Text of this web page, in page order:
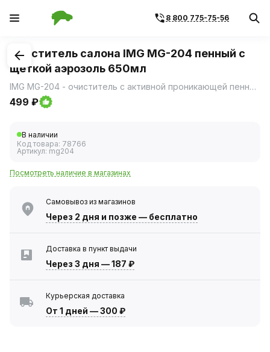
8 800 775-75-56
1/1
Очиститель салона IMG MG-204 пенный с
щеткой аэрозоль 650мл
IMG MG-204 - очиститель с активной проникающей пенной формулой, разработанный для бережной очистки тканевых и ковровых покрытий обивки салона автомобилей.
499 ₽
В наличии
Код товара: 78766
Артикул: mg204
Посмотреть наличие в магазинах
Самовывоз из магазинов
Через 2 дня и позже — бесплатно
Доставка в пункт выдачи
Через 3 дня —187 ₽
Курьерская доставка
От 1 дней —300 ₽